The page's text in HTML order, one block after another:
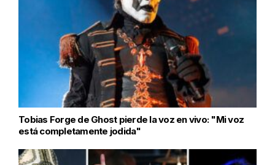
Tobias Forge de Ghost pierde la voz en vivo: "Mi voz
está completamente jodida"